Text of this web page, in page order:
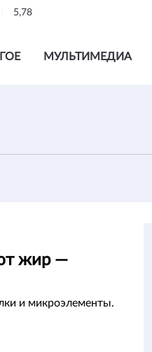
5,78
МУЛЬТИМЕДИА
жир —
и микроэлементы.